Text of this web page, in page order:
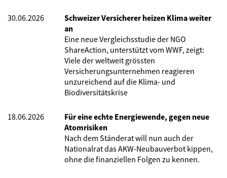
30.06.2026
Schweizer Versicherer heizen Klima weiter
an
Eine neue Vergleichsstudie der NGO
ShareAction, unterstützt vom WWF, zeigt:
Viele der weltweit grössten
Versicherungsunternehmen reagieren
unzureichend auf die Klima- und
Biodiversitätskrise
18.06.2026
Für eine echte Energiewende, gegen neue
Atomrisiken
Nach dem Ständerat will nun auch der
Nationalrat das AKW-Neubauverbot kippen,
ohne die finanziellen Folgen zu kennen.